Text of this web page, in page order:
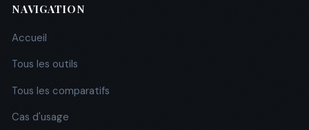
NAVIGATION
Accueil
Tous les outils
Tous les comparatifs
Cas d'usage